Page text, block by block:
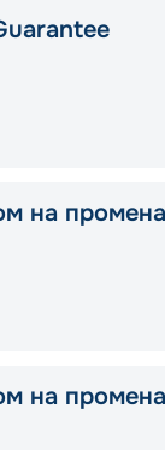
на
на